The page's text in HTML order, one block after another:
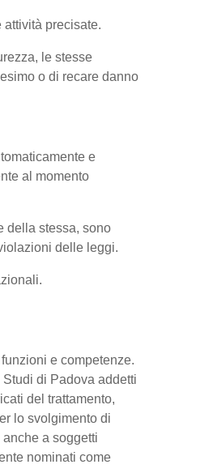
attività precisate.
le stesse
o di recare danno
e
al momento
della stessa, sono
delle leggi.
e competenze.
di Padova addetti
del trattamento,
lo svolgimento di
a soggetti
nominati come